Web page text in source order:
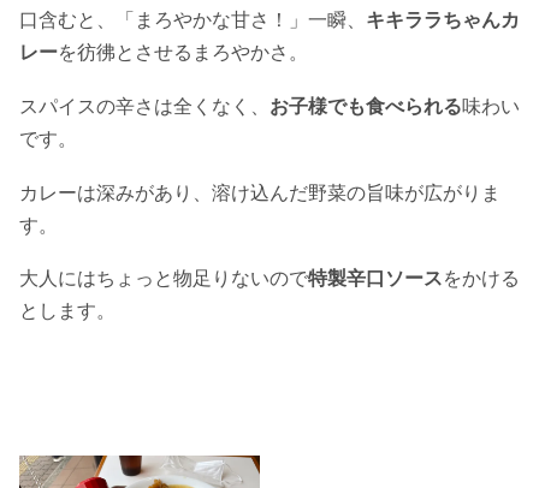
口含むと、「まろやかな甘さ！」一瞬、 キキララちゃんカ
レーを彷彿とさせるまろやかさ。
スパイスの辛さは全くなく、 お子様でも食べられる味わい
です。
カレーは深みがあり、溶け込んだ野菜の旨味が広がりま
す。
大人にはちょっと物足りないので特製辛口ソースをかける
とします。